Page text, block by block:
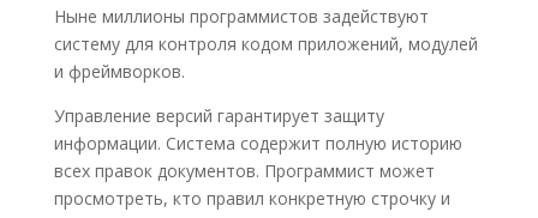
Ныне миллионы программистов задействуют
систему для контроля кодом приложений, модулей
и фреймворков.
Управление версий гарантирует защиту
информации. Система содержит полную историю
всех правок документов. Программист может
просмотреть, кто правил конкретную строчку и